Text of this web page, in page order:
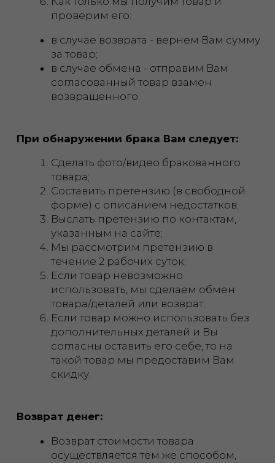
течение 2 рабочих суток;
Если товар невозможно
Если товар можно использовать без
дополнительных деталей и Вы
согласны оставить его себе, то на
такой товар мы предоставим Вам
скидку.
Возврат стоимости товара
осуществляется тем же способом,
(наличный/безналичный расчет). При
смене реквизитов возврата, просим
до возврата товара уведомить нас по
контактам на Сайте.
Срок рассмотрения заявки на
возврат денежных средств составляет
до 5 рабочих дней.
Возврат денежных средств на карту
осуществляется в срок от 5 до 30
банковских дней, в зависимости от
Банка, которым была выпущена
банковская карта.
возвратом товара и денег, вы можете
писать нам по контактам, указанным
на сайте.